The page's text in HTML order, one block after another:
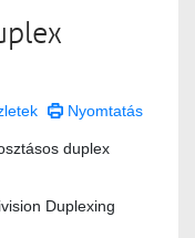
Nyomtatás
duplex
Duplexing